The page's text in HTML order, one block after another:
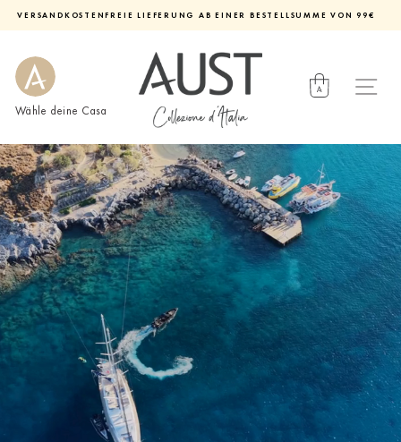
pausieren
VERSANDKOSTENFREIE LIEFERUNG AB EINER BESTELLSUMME VON 99€
Wähle deine Casa